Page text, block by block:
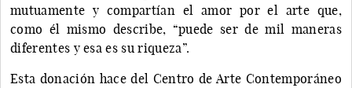
mutuamente y compartían el amor por el arte que,
como él mismo describe, “puede ser de mil maneras
diferentes y esa es su riqueza”.
Esta donación hace del Centro de Arte Contemporáneo